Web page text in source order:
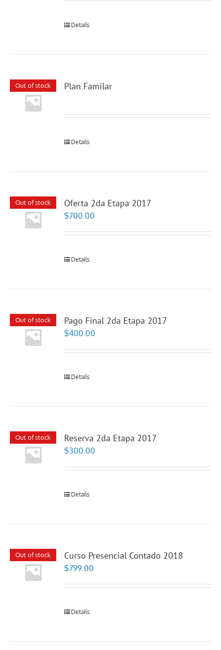
Details
Out of stock Plan Familar
Details
Out of stock Oferta 2da Etapa 2017
$700.00
Details
Out of stock Pago Final 2da Etapa 2017
$400.00
Details
Out of stock Reserva 2da Etapa 2017
$300.00
Details
Out of stock Curso Presencial Contado 2018
$799.00
Details